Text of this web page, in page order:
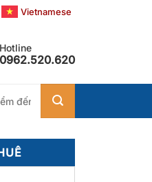
Vietnamese
Hotline
0962.520.620